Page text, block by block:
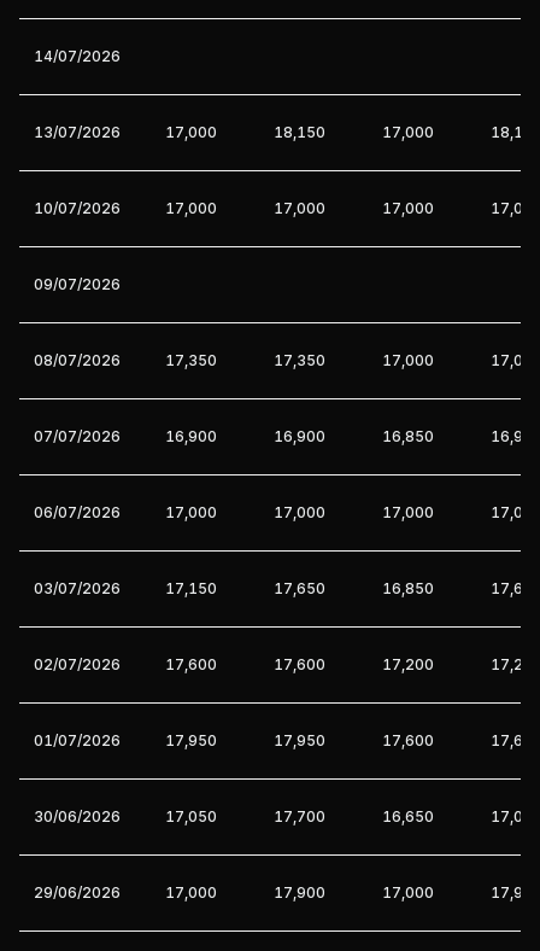
14/07/2026
13/07/2026 17,000 18,150 17,000
10/07/2026 17,000 17,000 17,000
09/07/2026
08/07/2026 17,350 17,350 17,000
07/07/2026 16,900 16,900 16,850
06/07/2026 17,000 17,000 17,000
03/07/2026 17,150 17,650 16,850
02/07/2026 17,600 17,600 17,200
01/07/2026 17,950 17,950 17,600
30/06/2026 17,050 17,700 16,650
29/06/2026 17,000 17,900 17,000